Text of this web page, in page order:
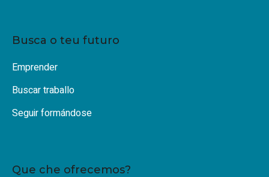
Busca o teu futuro
Emprender
Buscar traballo
Seguir formándose
Que che ofrecemos?